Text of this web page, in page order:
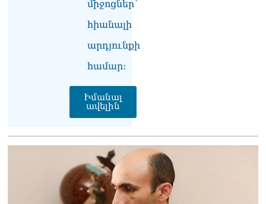
միջոցներ՝
հիանալի
արդյունքի
համար։
Իմանալ
ավելին